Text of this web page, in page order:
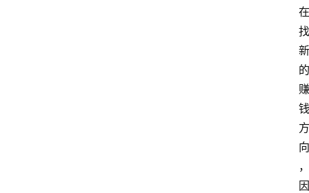
在
找
新
的
赚
钱
方
向
，
因